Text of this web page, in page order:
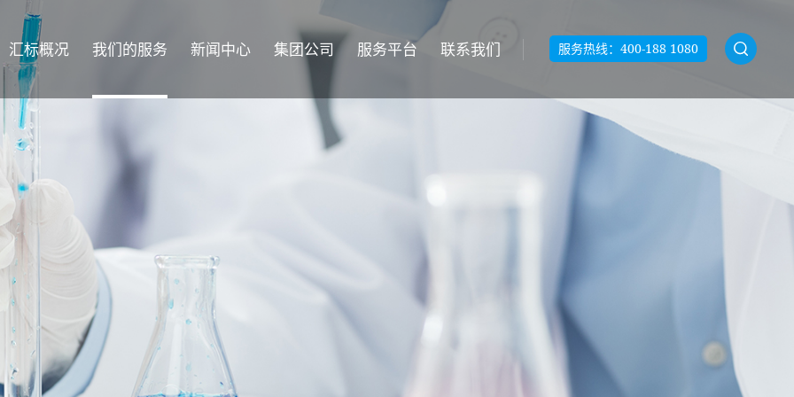
汇标概况 我们的服务 新闻中心 集团公司 服务平台 联系我们 服务热线： 400-188 1080